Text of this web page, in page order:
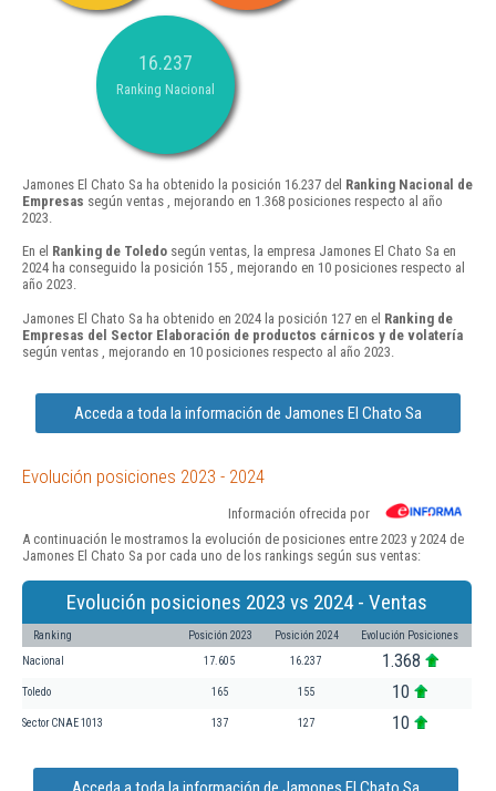
16.237
Ranking Nacional
Jamones El Chato Sa ha obtenido la posición 16.237 del Ranking Nacional de
Empresas según ventas , mejorando en 1.368 posiciones respecto al año
2023.
En el Ranking de Toledo según ventas, la empresa Jamones El Chato Sa en
2024 ha conseguido la posición 155 , mejorando en 10 posiciones respecto al
año 2023.
Jamones El Chato Sa ha obtenido en 2024 la posición 127 en el Ranking de
Empresas del Sector Elaboración de productos cárnicos y de volatería
según ventas , mejorando en 10 posiciones respecto al año 2023.
Acceda a toda la información de Jamones El Chato Sa
Evolución posiciones 2023 - 2024
Información ofrecida por
A continuación le mostramos la evolución de posiciones entre 2023 y 2024 de
Jamones El Chato Sa por cada uno de los rankings según sus ventas:
Evolución posiciones 2023 vs 2024 - Ventas
Ranking Posición 2023 Posición 2024 Evolución Posiciones
Nacional 17.605 16.237 1.368
Toledo 165 155 10
Sector CNAE 1013 137 127 10